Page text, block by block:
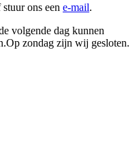
stuur ons een e-mail.
volgende dag kunnen
zondag zijn wij gesloten.